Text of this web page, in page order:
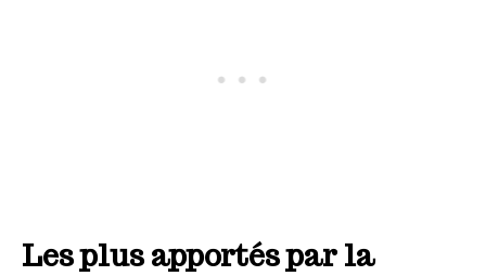
Les plus apportés par la